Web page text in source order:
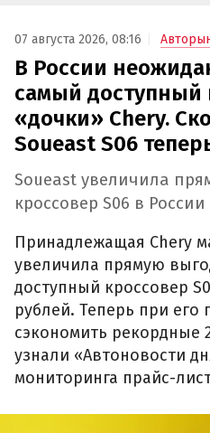
07 августа 2026, 08:16
В России
самый доступный
«дочки» Chery.
Soueast S06
Soueast увеличила
кроссовер S06 в
Принадлежащая Chery
увеличила прямую
доступный кроссовер
рублей. Теперь при его
сэкономить рекордные
узнали «Автоновости
мониторинга прайс-